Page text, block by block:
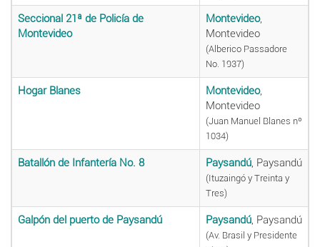
Seccional 21ª de Policía de
Montevideo
Montevideo,
Montevideo
(Alberico Passadore
No. 1937)
Hogar Blanes Montevideo,
Montevideo
(Juan Manuel Blanes nº
1034)
Batallón de Infantería No. 8 Paysandú, Paysandú
(Ituzaingó y Treinta y
Tres)
Galpón del puerto de Paysandú Paysandú, Paysandú
(Av. Brasil y Presidente